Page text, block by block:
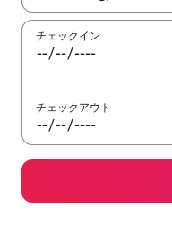
チェックイン
チェックアウト